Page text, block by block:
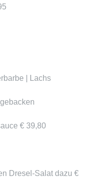
| Lachs
€ 39,80
Dresel-Salat dazu €